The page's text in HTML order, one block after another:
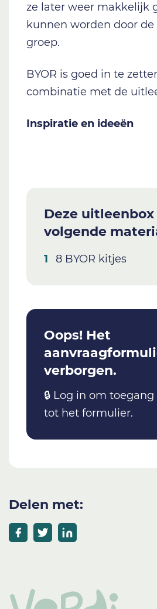
ze later weer makkelijk
kunnen worden door
groep.
BYOR is goed in te
combinatie met de
Inspiratie en ideeën
Deze
volgende
8 BYOR kitjes
Oops! Het
verborgen.
🔒 Log in om
tot het formulier.
Delen met: